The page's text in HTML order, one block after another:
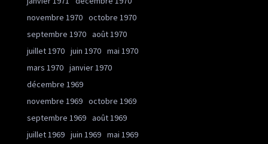
novembre 1970 octobre 1970
septembre 1970 août 1970
juillet 1970 juin 1970 mai 1970
mars 1970 janvier 1970
décembre 1969
novembre 1969 octobre 1969
septembre 1969 août 1969
juillet 1969 juin 1969 mai 1969